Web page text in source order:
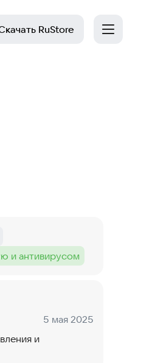
RuStore
и антивирусом
Дата:
5 мая 2025
и